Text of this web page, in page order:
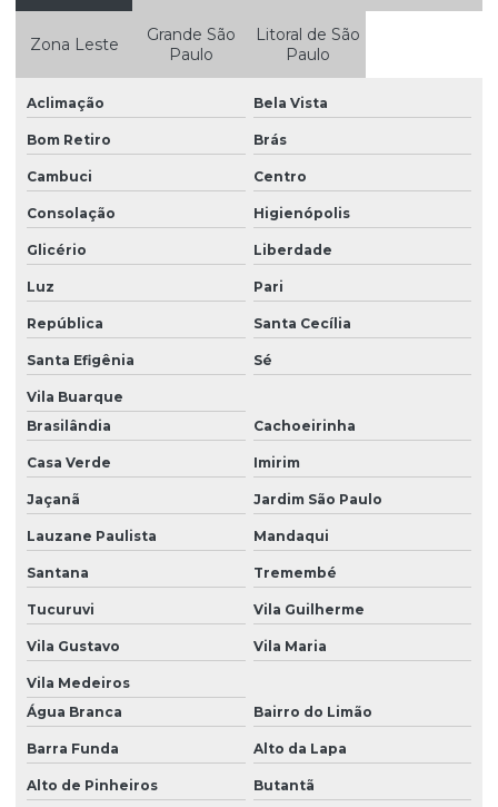
Controle de pragas urbanas pombos
Controle de pragas urbanas ratos
Controle de pragas urbanas e vetores
Controle de pragas e vetores
Controle de pragas e vetores em hospitais
Controle de pragas e vetores na indústria de alimentos
Controle ratos condomínio
Controle de roedor
Controle de roedores em áreas urbanas
Controle de vetores pombos
Dedetização contra baratas
Dedetização de baratas
Dedetização contra carrapatos
Dedetização de condomínios
Dedetização e controle de pragas
Dedetização contra cupim
Dedetização cupim
Zona Leste
Grande São
Paulo
Litoral de São
Paulo
Aclimação Bela Vista
Bom Retiro Brás
Cambuci Centro
Consolação Higienópolis
Glicério Liberdade
Luz Pari
República Santa Cecília
Santa Efigênia Sé
Vila Buarque
Brasilândia
Cachoeirinha
Casa Verde Imirim
Jaçanã Jardim São Paulo
Lauzane Paulista Mandaqui
Santana Tremembé
Tucuruvi Vila Guilherme
Vila Gustavo Vila Maria
Vila Medeiros
Água Branca
Bairro do Limão
Barra Funda Alto da Lapa
Alto de Pinheiros Butantã